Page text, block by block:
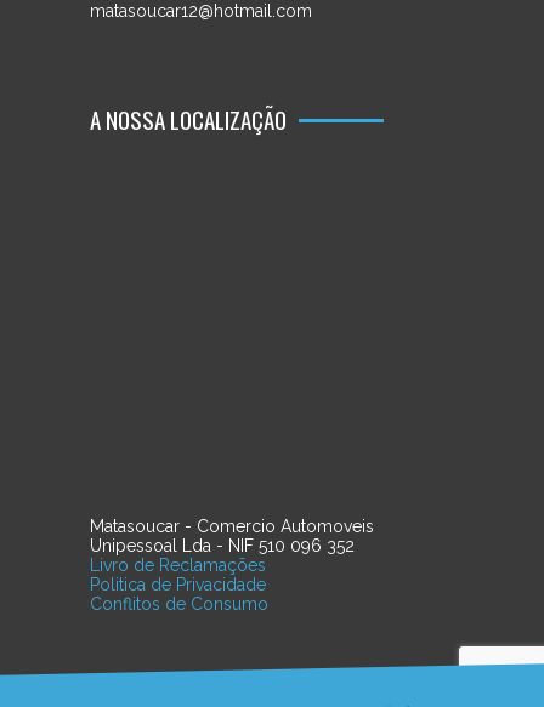
matasoucar12@hotmail.com
A NOSSA LOCALIZAÇÃO
Matasoucar - Comercio Automoveis
Unipessoal Lda - NIF 510 096 352
Livro de Reclamações
Politica de Privacidade
Conflitos de Consumo